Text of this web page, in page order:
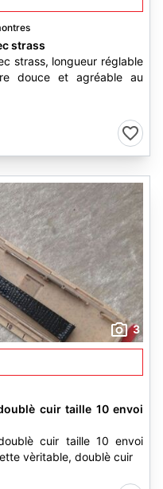
strass
strass, longueur réglable
douce et agréable au
3
cuir taille 10 envoi
cuir taille 10 envoi
vèritable, doublè cuir